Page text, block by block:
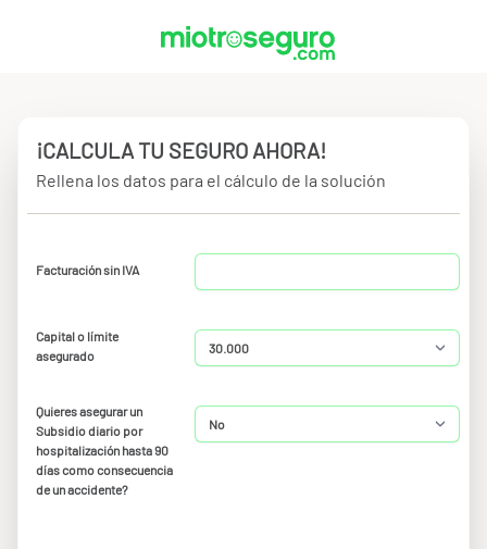
¡CALCULA TU SEGURO AHORA!
Rellena los datos para el cálculo de la solución
Facturación sin IVA
Capital o límite
asegurado
Quieres asegurar un
Subsidio diario por
hospitalización hasta 90
días como consecuencia
de un accidente?